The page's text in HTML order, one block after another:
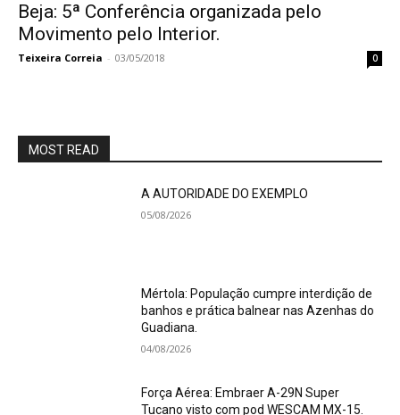
Beja: 5ª Conferência organizada pelo
Movimento pelo Interior.
Teixeira Correia - 03/05/2018 0
MOST READ
A AUTORIDADE DO EXEMPLO
05/08/2026
Mértola: População cumpre interdição de
banhos e prática balnear nas Azenhas do
Guadiana.
04/08/2026
Força Aérea: Embraer A-29N Super
Tucano visto com pod WESCAM MX-15.